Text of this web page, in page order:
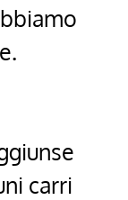
carri